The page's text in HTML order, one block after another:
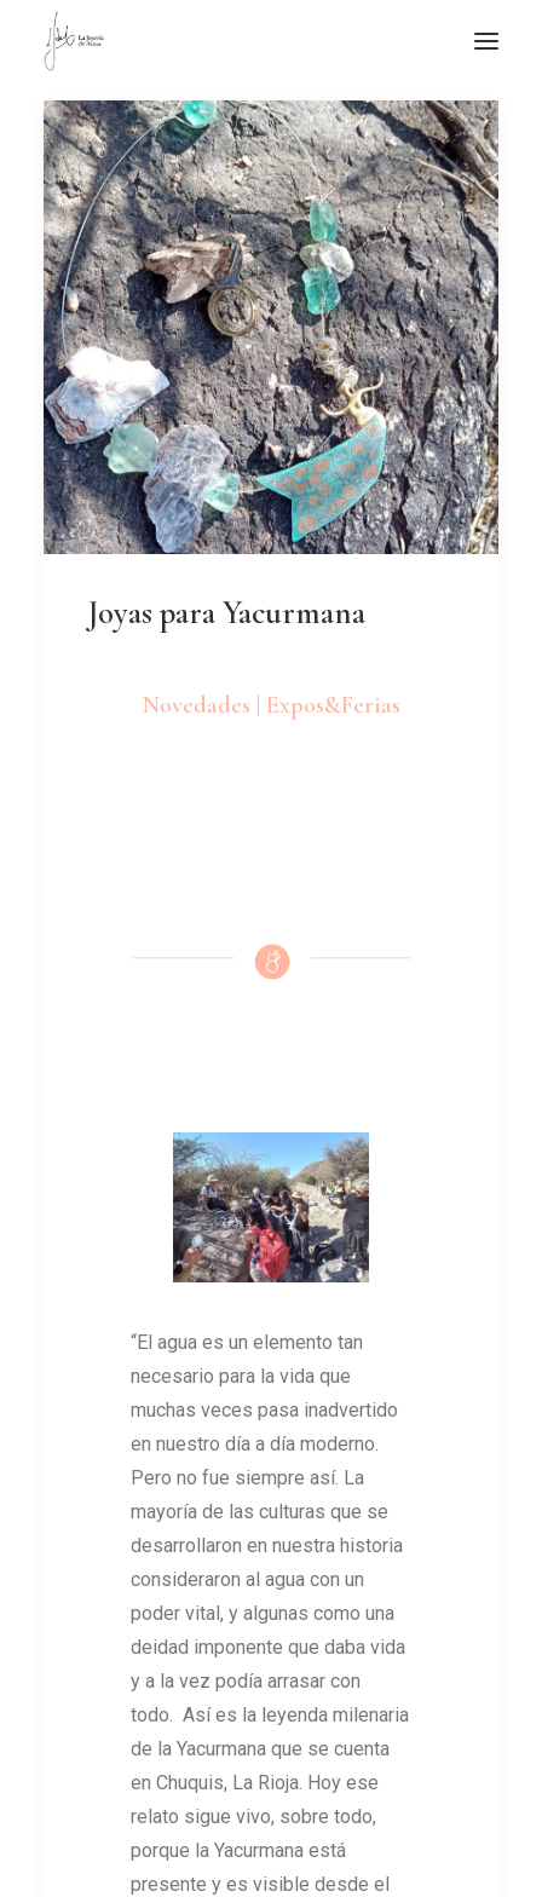
NOTICIAS DE JOYERÍA CONTEMPORÁNEA
NOVEDADES
DE VISITA
APUNTES
QUIÉN SOY
Joyas para Yacurmana
Novedades | Expos&Ferias
“El agua es un elemento tan
necesario para la vida que
muchas veces pasa inadvertido
en nuestro día a día moderno.
Pero no fue siempre así. La
mayoría de las culturas que se
desarrollaron en nuestra historia
consideraron al agua con un
poder vital, y algunas como una
deidad imponente que daba vida
y a la vez podía arrasar con
todo. Así es la leyenda milenaria
de la Yacurmana que se cuenta
en Chuquis, La Rioja. Hoy ese
relato sigue vivo, sobre todo,
porque la Yacurmana está
presente y es visible desde el